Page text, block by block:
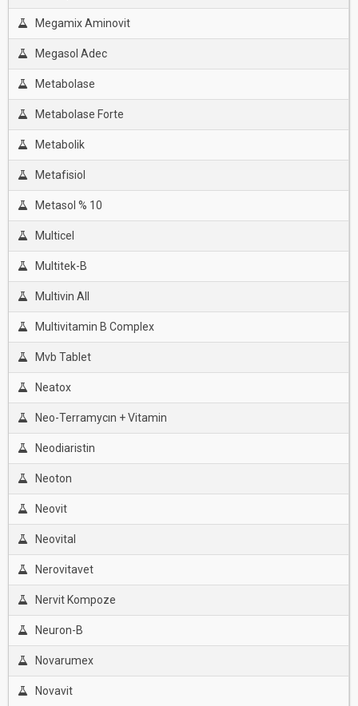
Megamix Aminovit
Megasol Adec
Metabolase
Metabolase Forte
Metabolik
Metafisiol
Metasol % 10
Multicel
Multitek-B
Multivin All
Multivitamin B Complex
Mvb Tablet
Neatox
Neo-Terramycın + Vitamin
Neodiaristin
Neoton
Neovit
Neovital
Nerovitavet
Nervit Kompoze
Neuron-B
Novarumex
Novavit